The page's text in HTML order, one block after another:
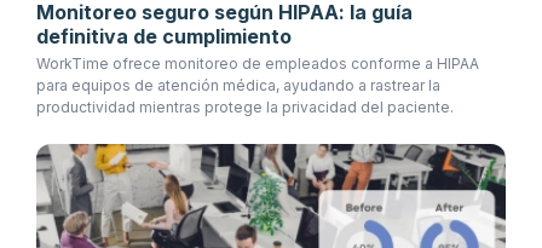
Monitoreo seguro según HIPAA: la guía
definitiva de cumplimiento
WorkTime ofrece monitoreo de empleados conforme a HIPAA
para equipos de atención médica, ayudando a rastrear la
productividad mientras protege la privacidad del paciente.